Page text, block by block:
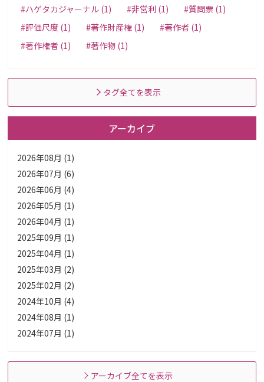
#ハゲタカジャーナル (1) #非営利 (1)
#質問票 (1)
#評価尺度 (1)
#著作財産権 (1)
#著作者 (1)
#著作権者 (1)
#著作物 (1)
タグ全てを表示
アーカイブ
2026年08月 (1)
2026年07月 (6)
2026年06月 (4)
2026年05月 (1)
2026年04月 (1)
2025年09月 (1)
2025年04月 (1)
2025年03月 (2)
2025年02月 (2)
2024年10月 (4)
2024年08月 (1)
2024年07月 (1)
アーカイブ全てを表示